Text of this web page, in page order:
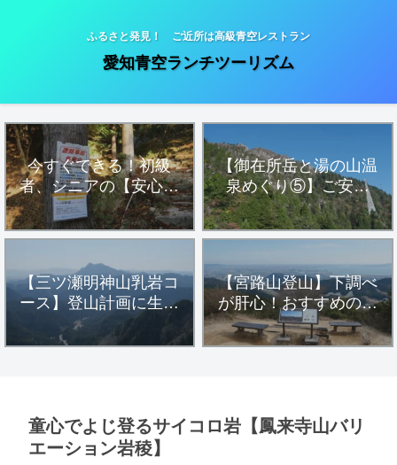
ふるさと発見！ ご近所は高級青空レストラン
愛知青空ランチツーリズム
今すぐできる！初級
者、シニアの【安心・
安全・健康登山】
【御在所岳と湯の山温
泉めぐり⑤】ご安全
に！「一ノ谷新道」フ
ィールドメモ
【三ツ瀬明神山乳岩コ
ース】登山計画に生か
す！参考にすべきハイ
カー達の活動データ
【宮路山登山】下調べ
が肝心！おすすめの駐
車場アプローチルート
とハイキングコースを
童心でよじ登るサイコロ岩【鳳来寺山バリ
エーション岩稜】